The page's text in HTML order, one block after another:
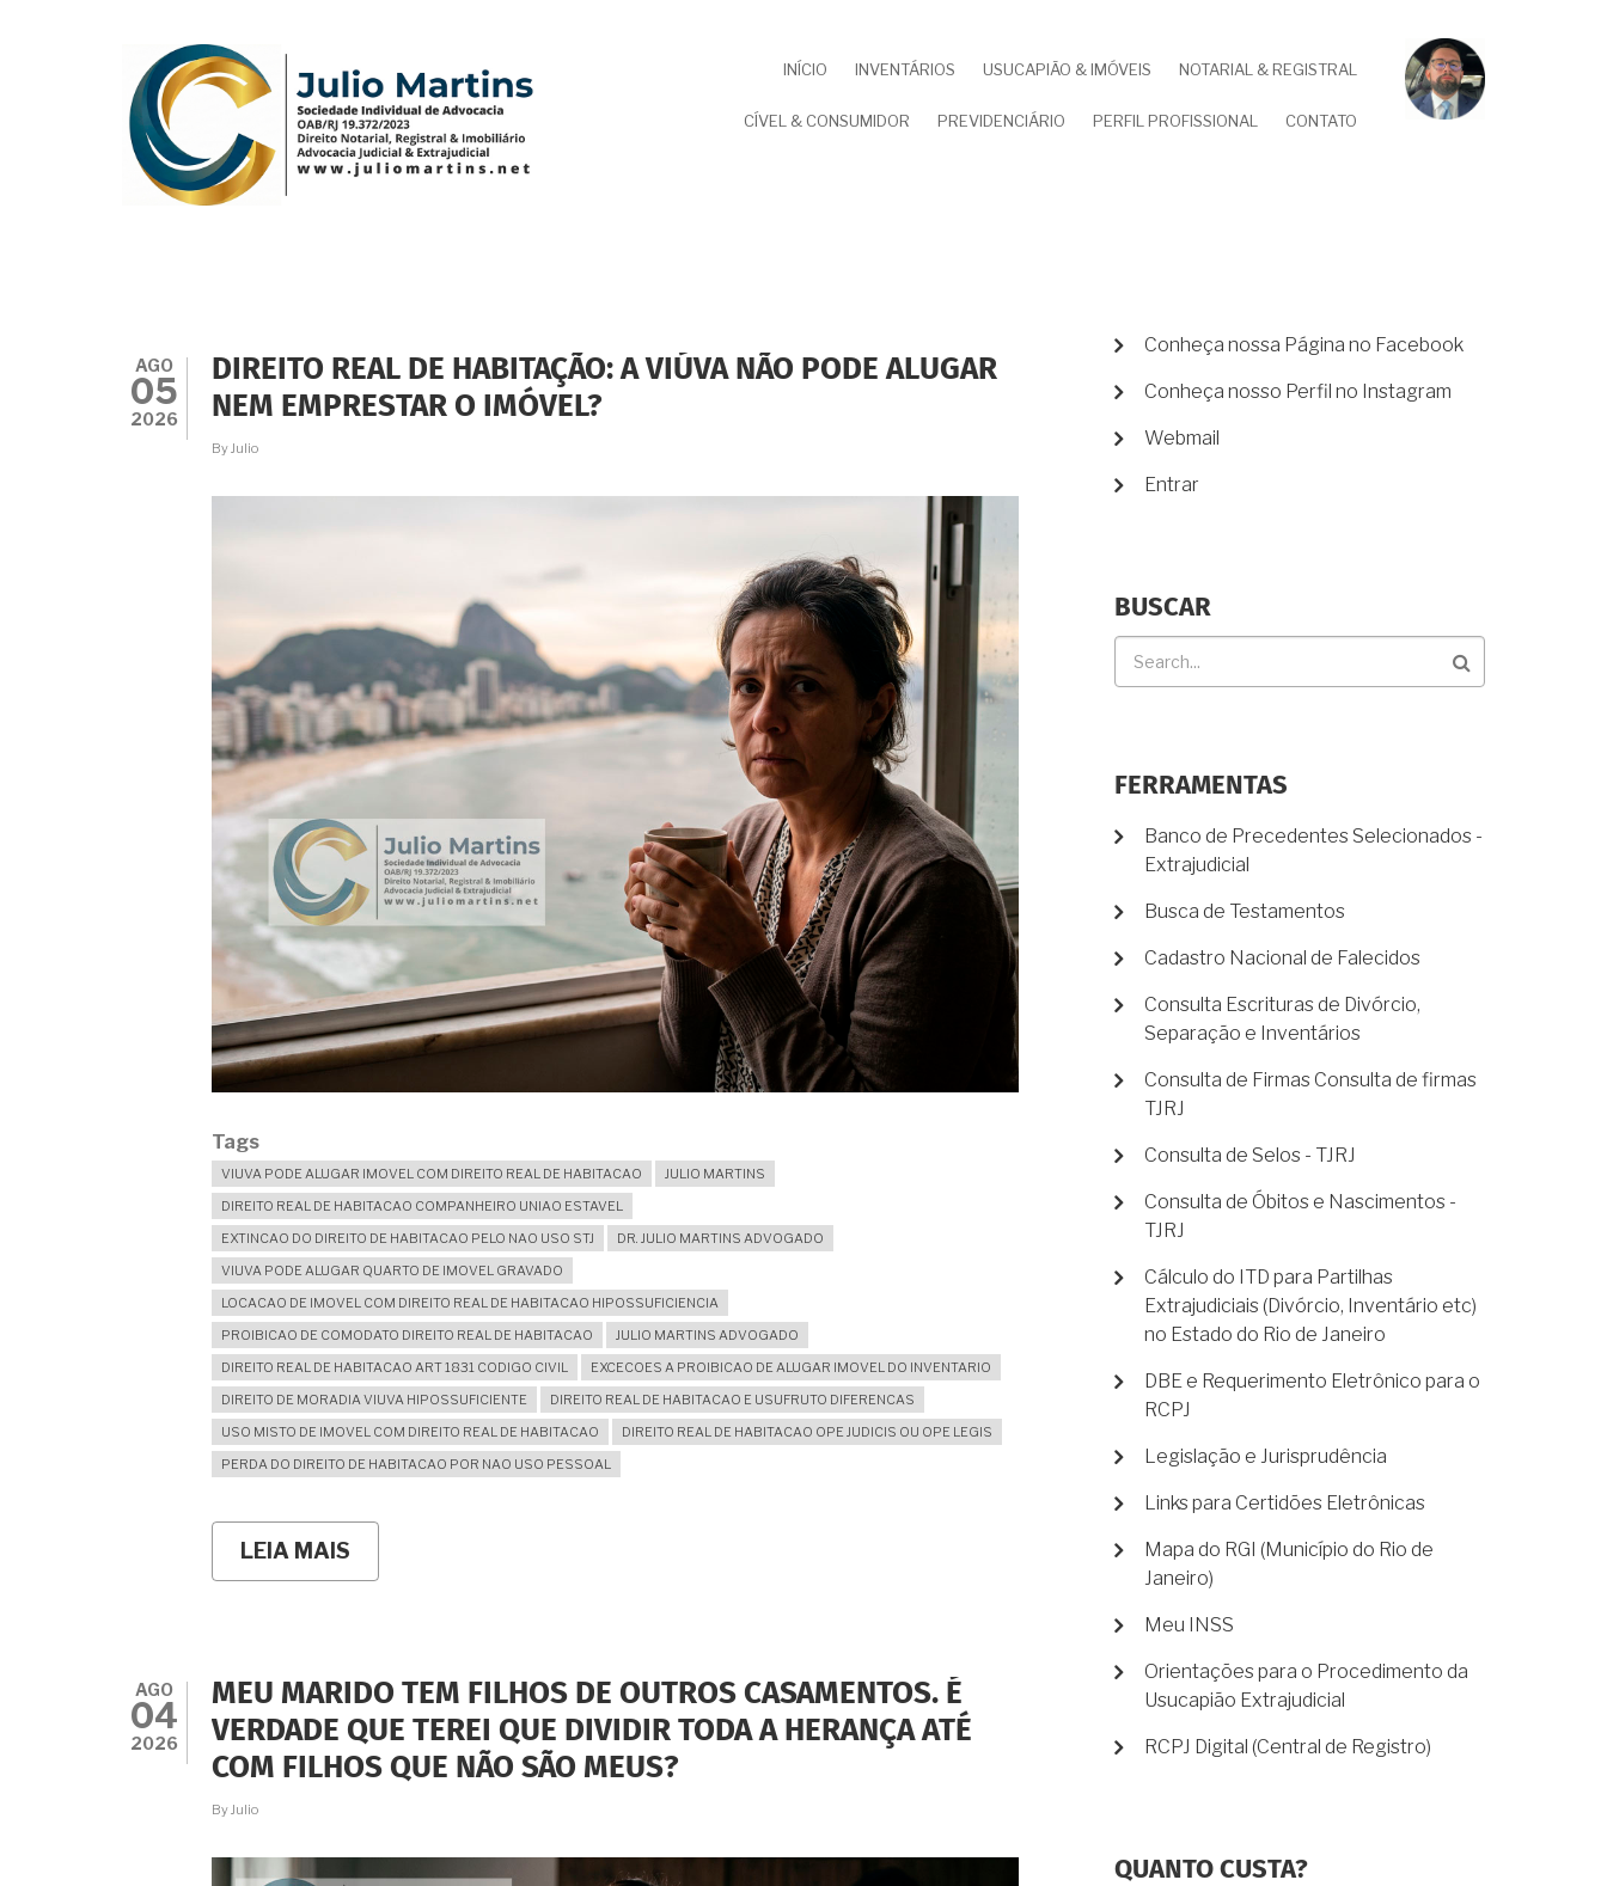
INÍCIO INVENTÁRIOS USUCAPIÃO & IMÓVEIS NOTARIAL & REGISTRAL
CÍVEL & CONSUMIDOR PREVIDENCIÁRIO PERFIL PROFISSIONAL CONTATO
AGO
05
2026
DIREITO REAL DE HABITAÇÃO: A VIÚVA NÃO PODE ALUGAR
NEM EMPRESTAR O IMÓVEL?
ByJulio
Tags
VIUVA PODE ALUGAR IMOVEL COM DIREITO REAL DE HABITACAO
JULIO MARTINS
DIREITO REAL DE HABITACAO COMPANHEIRO UNIAO ESTAVEL
EXTINCAO DO DIREITO DE HABITACAO PELO NAO USO STJ
DR. JULIO MARTINS ADVOGADO
VIUVA PODE ALUGAR QUARTO DE IMOVEL GRAVADO
LOCACAO DE IMOVEL COM DIREITO REAL DE HABITACAO HIPOSSUFICIENCIA
PROIBICAO DE COMODATO DIREITO REAL DE HABITACAO
JULIO MARTINS ADVOGADO
DIREITO REAL DE HABITACAO ART 1831 CODIGO CIVIL
EXCECOES A PROIBICAO DE ALUGAR IMOVEL DO INVENTARIO
DIREITO DE MORADIA VIUVA HIPOSSUFICIENTE
DIREITO REAL DE HABITACAO E USUFRUTO DIFERENCAS
USO MISTO DE IMOVEL COM DIREITO REAL DE HABITACAO
DIREITO REAL DE HABITACAO OPE JUDICIS OU OPE LEGIS
PERDA DO DIREITO DE HABITACAO POR NAO USO PESSOAL
LEIA MAIS
DIREITO
VIÚVA
NÃO
PODE
ALUGAR
NEM
EMPRESTAR
AGO
04
2026
MEU MARIDO TEM FILHOS DE OUTROS CASAMENTOS. É
VERDADE QUE TEREI QUE DIVIDIR TODA A HERANÇA ATÉ
COM FILHOS QUE NÃO SÃO MEUS?
ByJulio
MENU
CONTA
DE
Conheça nossa Página no Facebook
Conheça nosso Perfil no Instagram
Webmail
Entrar
BUSCAR
FERRAMENTAS
Banco de Precedentes Selecionados -
Extrajudicial
Busca de Testamentos
Cadastro Nacional de Falecidos
Consulta Escrituras de Divórcio,
Separação e Inventários
Consulta de Firmas Consulta de firmas
TJRJ
Consulta de Selos - TJRJ
Consulta de Óbitos e Nascimentos -
TJRJ
Cálculo do ITD para Partilhas
Extrajudiciais (Divórcio, Inventário etc)
no Estado do Rio de Janeiro
DBE e Requerimento Eletrônico para o
RCPJ
Legislação e Jurisprudência
Links para Certidões Eletrônicas
Mapa do RGI (Município do Rio de
Janeiro)
Meu INSS
Orientações para o Procedimento da
Usucapião Extrajudicial
RCPJ Digital (Central de Registro)
QUANTO CUSTA?